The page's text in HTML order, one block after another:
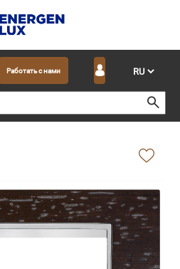
Работать с нами